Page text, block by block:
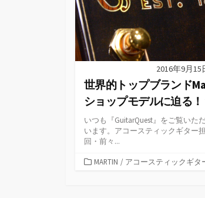
2016年9月15
世界的トップブランド
ショップモデルに迫る！
いつも『GuitarQuest』をご覧いた
います。アコースティックギター
回・前々...
カMARTIN / アコースティックギタ